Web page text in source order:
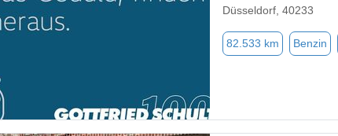
Düsseldorf, 40233
82.533 km Benzin